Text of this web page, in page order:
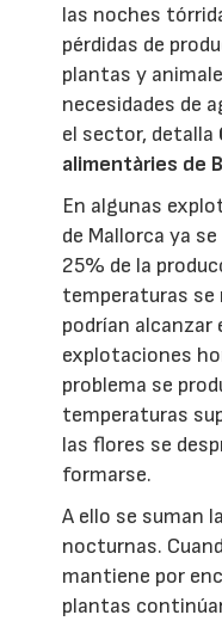
las noches
pérdidas de
plantas y
necesidades de
el sector, detalla
alimentàries de
En algunas
de Mallorca ya
25% de la
temperaturas se
podrían alcanzar
explotaciones
problema se
temperaturas
las flores se
formarse.
A ello se suman
nocturnas.
mantiene por
plantas